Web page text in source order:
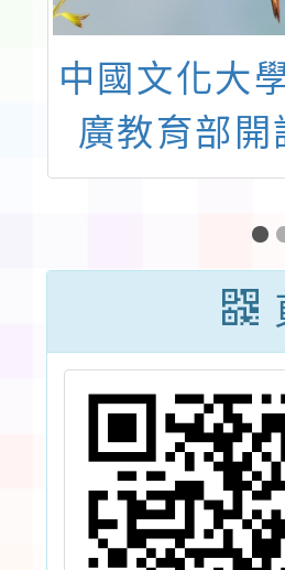
中國文化大
廣教育部開
「情緒力養
用遊戲學情
（SEL）」
程，鑒於社
緒學習（
為當前教育
點，特提供